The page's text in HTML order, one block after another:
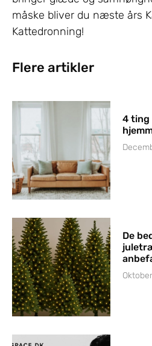
måske bliver du næste års
Kattedronning!
Flere artikler
4 ting
De